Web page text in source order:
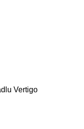
Vertigo